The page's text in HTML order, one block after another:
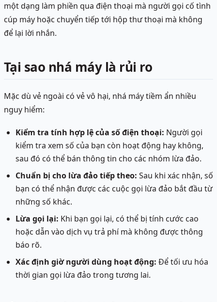
một dạng làm phiền qua điện thoại mà người gọi cố tình
cúp máy hoặc chuyển tiếp tới hộp thư thoại mà không
để lại lời nhắn.
Tại sao nhá máy là rủi ro
Mặc dù vẻ ngoài có vẻ vô hại, nhá máy tiềm ẩn nhiều
nguy hiểm:
Kiểm tra tính hợp lệ của số điện thoại: Người gọi
kiểm tra xem số của bạn còn hoạt động hay không,
sau đó có thể bán thông tin cho các nhóm lừa đảo.
Chuẩn bị cho lừa đảo tiếp theo: Sau khi xác nhận, số
bạn có thể nhận được các cuộc gọi lừa đảo bắt đầu từ
những số khác.
Lừa gọi lại: Khi bạn gọi lại, có thể bị tính cước cao
hoặc dẫn vào dịch vụ trả phí mà không được thông
báo rõ.
Xác định giờ người dùng hoạt động: Để tối ưu hóa
thời gian gọi lừa đảo trong tương lai.